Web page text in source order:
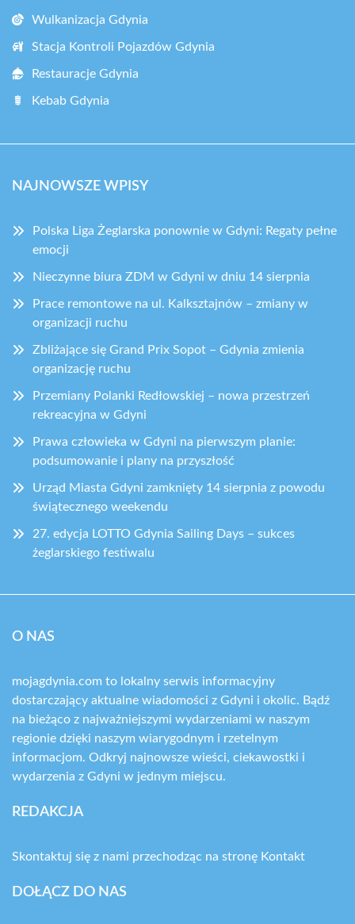
Wulkanizacja Gdynia
Stacja Kontroli Pojazdów Gdynia
Restauracje Gdynia
Kebab Gdynia
NAJNOWSZE WPISY
Polska Liga Żeglarska ponownie w Gdyni: Regaty pełne
emocji
Nieczynne biura ZDM w Gdyni w dniu 14 sierpnia
Prace remontowe na ul. Kalksztajnów – zmiany w
organizacji ruchu
Zbliżające się Grand Prix Sopot – Gdynia zmienia
organizację ruchu
Przemiany Polanki Redłowskiej – nowa przestrzeń
rekreacyjna w Gdyni
Prawa człowieka w Gdyni na pierwszym planie:
podsumowanie i plany na przyszłość
Urząd Miasta Gdyni zamknięty 14 sierpnia z powodu
świątecznego weekendu
27. edycja LOTTO Gdynia Sailing Days – sukces
żeglarskiego festiwalu
O NAS
mojagdynia.com to lokalny serwis informacyjny
dostarczający aktualne wiadomości z Gdyni i okolic. Bądź
na bieżąco z najważniejszymi wydarzeniami w naszym
regionie dzięki naszym wiarygodnym i rzetelnym
informacjom. Odkryj najnowsze wieści, ciekawostki i
wydarzenia z Gdyni w jednym miejscu.
REDAKCJA
Skontaktuj się z nami przechodząc na stronę Kontakt
DOŁĄCZ DO NAS